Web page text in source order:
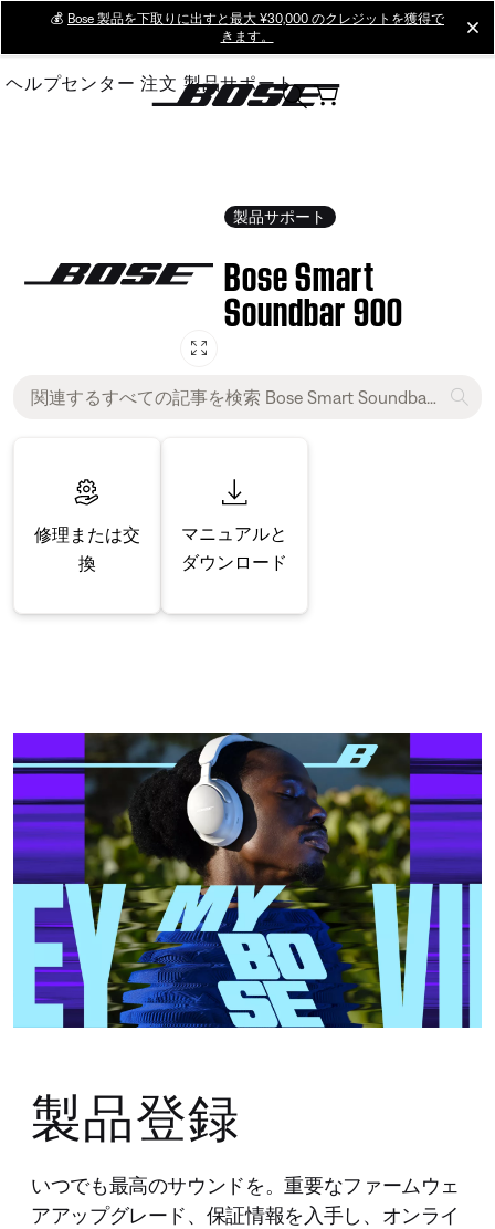
Main
💰 Bose 製品を下取りに出すと最大 ¥30,000 のクレジットを獲得で
きます。
ヘルプセンター 注文 製品サポート
製品サポート
Bose Smart
Soundbar 900
修理または交
換
マニュアルと
ダウンロード
製品登録
いつでも最高のサウンドを。重要なファームウェ
アアップグレード、保証情報を入手し、オンライ